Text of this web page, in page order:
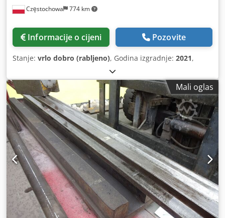
Częstochowa 774 km
Informacije o cijeni Pozovite
Stanje: vrlo dobro (rabljeno), Godina izgradnje: 2021,
Mali oglas